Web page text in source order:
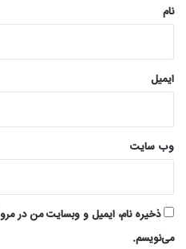
نام
ایمیل
وب‌ سایت
ذخیره نام، ایمیل و وبسایت من در
می‌نویسم.